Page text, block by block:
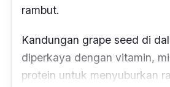
rambut.
Kandungan grape seed di
diperkaya dengan vitamin,
protein untuk menyuburkan